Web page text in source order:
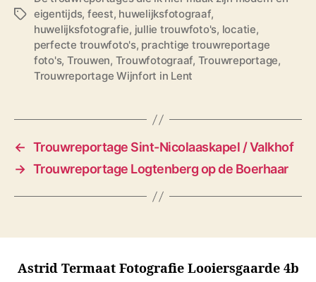
T
eigentijds, feest, huwelijksfotograaf,
huwelijksfotografie, jullie trouwfoto's, locatie,
perfecte trouwfoto's, prachtige trouwreportage
foto's, Trouwen, Trouwfotograaf, Trouwreportage,
Trouwreportage Wijnfort in Lent
← Trouwreportage Sint-Nicolaaskapel / Valkhof
→ Trouwreportage Logtenberg op de Boerhaar
Astrid Termaat Fotografie Looiersgaarde 4b